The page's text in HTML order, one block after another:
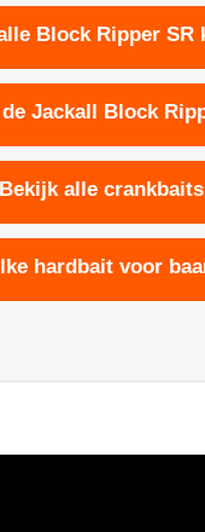
Block Ripper SR
Jackall Block
Bekijk alle crankbaits
hardbait voor